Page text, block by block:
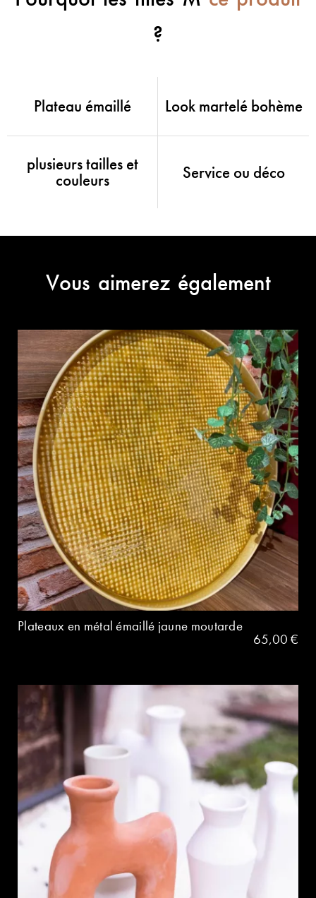
?
Plateau émaillé Look martelé bohème
plusieurs tailles et
couleurs Service ou déco
Vous aimerez également
Plateaux en métal émaillé jaune moutarde
65,00 €